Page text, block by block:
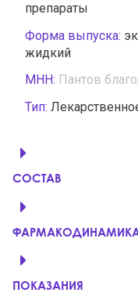
препараты
Форма выпуска:
жидкий
МНН: Пантов
Тип:
СОСТАВ
ПОКАЗАНИЯ